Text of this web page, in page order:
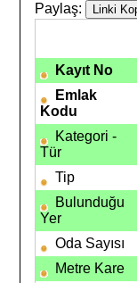
Paylaş:
Kayıt No
Emlak
Kodu
Kategori -
Tür
Tip
Bulunduğu
Yer
Oda Sayısı
Metre Kare